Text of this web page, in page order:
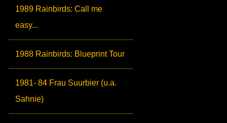
1989 Rainbirds: Call me
easy...
1988 Rainbirds: Blueprint Tour
1981- 84 Frau Suurbier (u.a.
Sahnie)